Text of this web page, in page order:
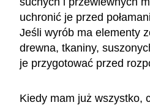
uchronić je przed
Jeśli wyrób ma elementy
drewna, tkaniny,
je przygotować przed
Kiedy mam już wszystko,